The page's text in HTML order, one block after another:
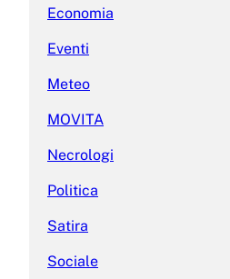
Economia
Eventi
Meteo
MOVITA
Necrologi
Politica
Satira
Sociale